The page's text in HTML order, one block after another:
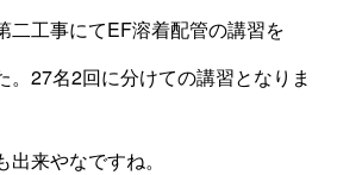
二工事にてEF溶着配管の講習を
。27名2回に分けての講習となりま
来やなですね。